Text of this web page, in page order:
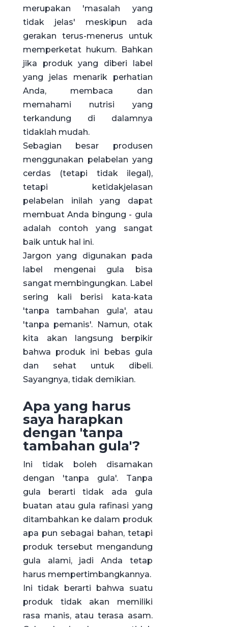
merupakan 'masalah yang
tidak jelas' meskipun ada
gerakan terus-menerus untuk
memperketat hukum. Bahkan
jika produk yang diberi label
yang jelas menarik perhatian
Anda, membaca dan
memahami nutrisi yang
terkandung di dalamnya
tidaklah mudah.
Sebagian besar produsen
menggunakan pelabelan yang
cerdas (tetapi tidak ilegal),
tetapi ketidakjelasan
pelabelan inilah yang dapat
membuat Anda bingung - gula
adalah contoh yang sangat
baik untuk hal ini.
Jargon yang digunakan pada
label mengenai gula bisa
sangat membingungkan. Label
sering kali berisi kata-kata
'tanpa tambahan gula', atau
'tanpa pemanis'. Namun, otak
kita akan langsung berpikir
bahwa produk ini bebas gula
dan sehat untuk dibeli.
Sayangnya, tidak demikian.
Apa yang harus
saya harapkan
dengan 'tanpa
tambahan gula'?
Ini tidak boleh disamakan
dengan 'tanpa gula'. Tanpa
gula berarti tidak ada gula
buatan atau gula rafinasi yang
ditambahkan ke dalam produk
apa pun sebagai bahan, tetapi
produk tersebut mengandung
gula alami, jadi Anda tetap
harus mempertimbangkannya.
Ini tidak berarti bahwa suatu
produk tidak akan memiliki
rasa manis, atau terasa asam.